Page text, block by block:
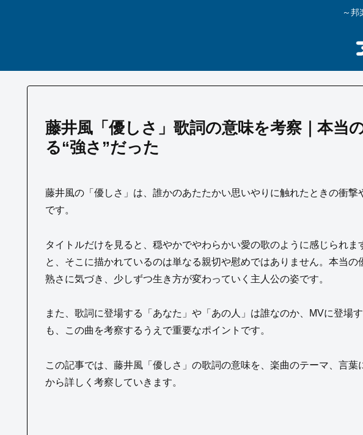
～邦
藤井風「優しさ」歌詞の意味を考察｜本当
る“強さ”だった
藤井風の「優しさ」は、誰かのあたたかい思いやりに触れたときの衝
です。
タイトルだけを見ると、穏やかでやわらかい愛の歌のように感じられま
と、そこに描かれているのは単なる親切や慰めではありません。本当
熟さに気づき、少しずつ生き方が変わっていく主人公の姿です。
また、歌詞に登場する「あなた」や「あの人」は誰なのか、MVに登場
も、この曲を考察するうえで重要なポイントです。
この記事では、藤井風「優しさ」の歌詞の意味を、楽曲のテーマ、言
から詳しく考察していきます。